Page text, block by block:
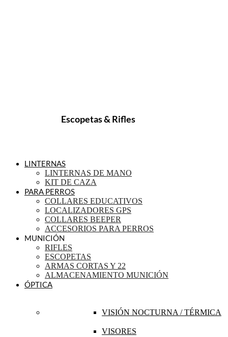
Escopetas & Rifles
LINTERNAS
LINTERNAS DE MANO
KIT DE CAZA
PARA PERROS
COLLARES EDUCATIVOS
LOCALIZADORES GPS
COLLARES BEEPER
ACCESORIOS PARA PERROS
MUNICIÓN
RIFLES
ESCOPETAS
ARMAS CORTAS Y 22
ALMACENAMIENTO MUNICIÓN
ÓPTICA
VISIÓN NOCTURNA / TÉRMICA
VISORES